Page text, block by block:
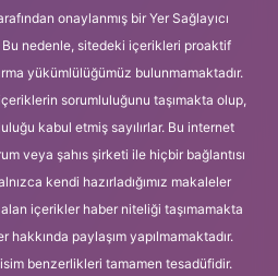
onaylanmış bir Yer Sağlayıcı
nedenle, sitedeki içerikleri proaktif
yükümlülüğümüz bulunmamaktadır.
sorumluluğunu taşımakta olup,
kabul etmiş sayılırlar. Bu internet
veya şahıs şirketi ile hiçbir bağlantısı
kendi hazırladığımız makaleler
içerikler haber niteliği taşımamakta
paylaşım yapılmamaktadır.
benzerlikleri tamamen tesadüfidir.